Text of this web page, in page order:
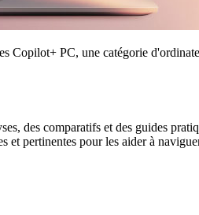
Copilot+ PC, une catégorie
des comparatifs et des guides
pertinentes pour les aider à